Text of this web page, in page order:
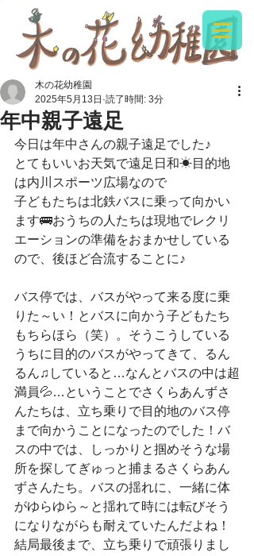
年中親子遠足
木の花幼稚園
2025年5月13日 読了時間: 3分
今日は年中さんの親子遠足でした♪
とてもいいお天気で遠足日和☀目的地
は内川スポーツ広場なので
子どもたちは北鉄バスに乗って向かい
ます🚌おうちの人たちは現地でレクリ
エーションの準備をおまかせしている
ので、後ほど合流することに♪
バス停では、バスがやって来る度に乗
りた～い！とバスに向かう子どもたち
もちらほら（笑）。そうこうしている
うちに目的のバスがやってきて、るん
るん♫していると…なんとバスの中は超
満員💦…ということでさくらあんずさ
んたちは、立ち乗りで目的地のバス停
まで向かうことになったのでした！バ
スの中では、しっかりと掴めそうな場
所を探してぎゅっと捕まるさくらあん
ずさんたち。バスの揺れに、一緒に体
がゆらゆら～と揺れて時には転びそう
になりながらも耐えていたんだよね！
結局最後まで、立ち乗りで頑張りまし